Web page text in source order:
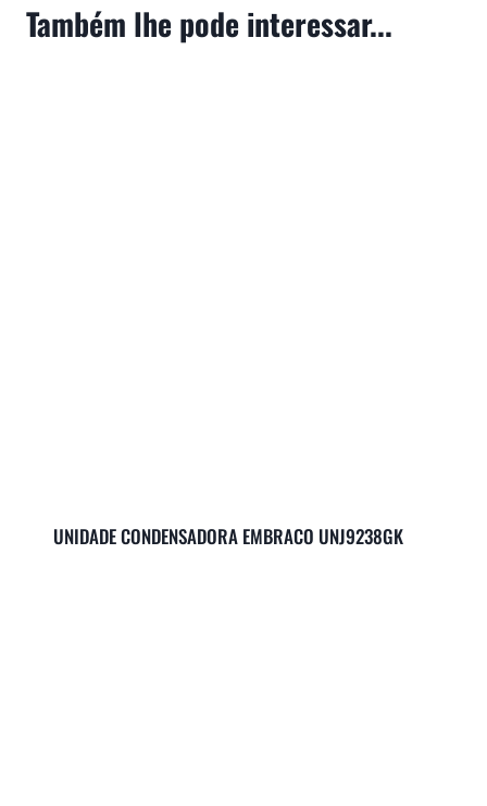
Também lhe pode interessar...
UNIDADE CONDENSADORA EMBRACO UNJ9238GK